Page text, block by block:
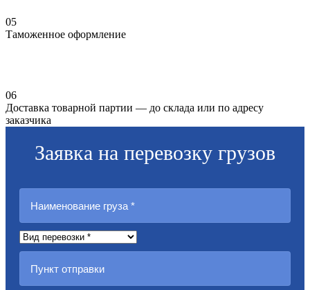
05
Таможенное оформление
06
Доставка товарной партии — до склада или по адресу
заказчика
Заявка на перевозку грузов